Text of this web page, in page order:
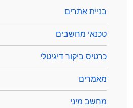
בניית אתרים
טכנאי מחשבים
כרטיס ביקור דיגיטלי
מאמרים
מחשב מיני